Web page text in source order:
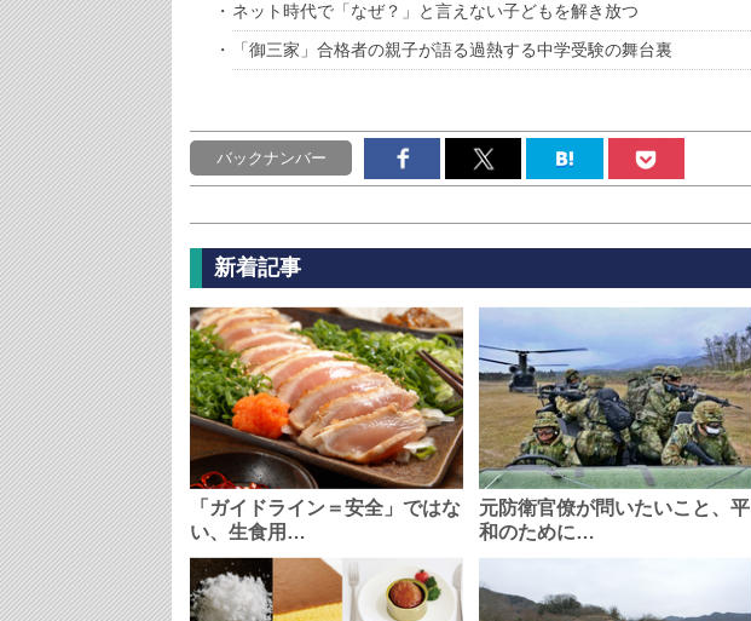
ネット時代で「なぜ？」と言えない子どもを解き放つ
「御三家」合格者の親子が語る過熱する中学受験の舞台裏
バックナンバー
新着記事
「ガイドライン＝安全」ではな
い、生食用…
元防衛官僚が問いたいこと、平
和のために…